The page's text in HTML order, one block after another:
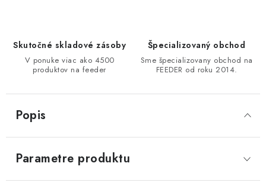
Skutočné skladové zásoby
V ponuke viac ako 4500
produktov na feeder
Špecializovaný obchod
Sme špecializovany obchod na
FEEDER od roku 2014.
Popis
Parametre produktu